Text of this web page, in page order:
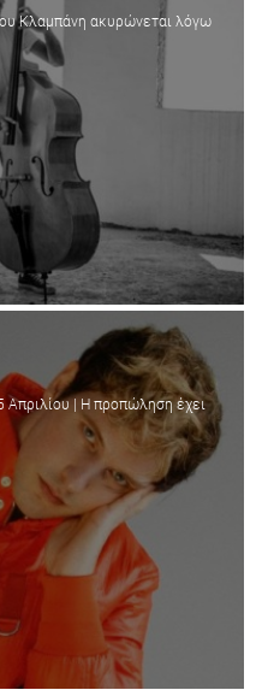
Κλαμπάνη ακυρώνεται λόγω
Απριλίου | Η προπώληση έχει